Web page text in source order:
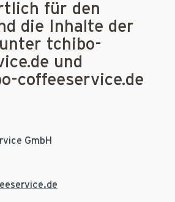
für den
die Inhalte der
tchibo-
und
coffeeservice.de
GmbH